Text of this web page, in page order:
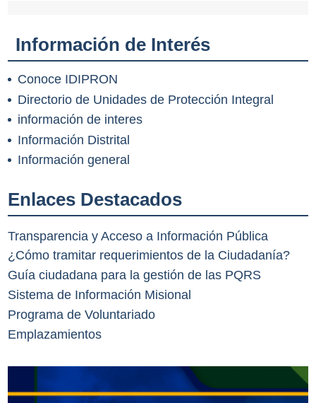
Información de Interés
Conoce IDIPRON
Directorio de Unidades de Protección Integral
información de interes
Información Distrital
Información general
Enlaces Destacados
Transparencia y Acceso a Información Pública
¿Cómo tramitar requerimientos de la Ciudadanía?
Guía ciudadana para la gestión de las PQRS
Sistema de Información Misional
Programa de Voluntariado
Emplazamientos